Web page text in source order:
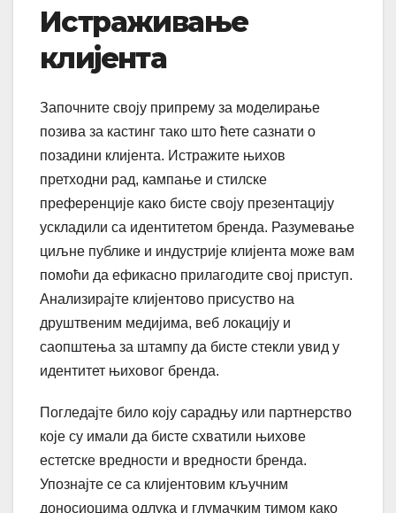
Истраживање
клијента
Започните своју припрему за моделирање
позива за кастинг тако што ћете сазнати о
позадини клијента. Истражите њихов
претходни рад, кампање и стилске
преференције како бисте своју презентацију
ускладили са идентитетом бренда. Разумевање
циљне публике и индустрије клијента може вам
помоћи да ефикасно прилагодите свој приступ.
Анализирајте клијентово присуство на
друштвеним медијима, веб локацију и
саопштења за штампу да бисте стекли увид у
идентитет њиховог бренда.
Погледајте било коју сарадњу или партнерство
које су имали да бисте схватили њихове
естетске вредности и вредности бренда.
Упознајте се са клијентовим кључним
доносиоцима одлука и глумачким тимом како